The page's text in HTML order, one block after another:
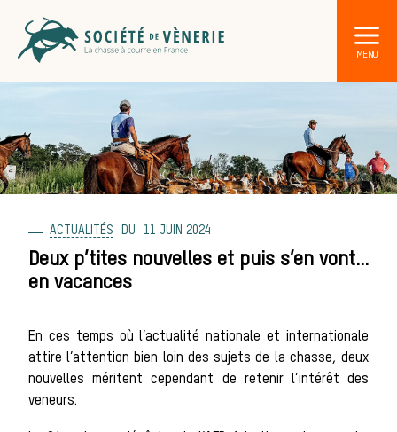
Les acteurs de la vènerie
Les animaux
sauvages
ACTUALITÉS 11 JUIN 2024
Deux p’tites nouvelles et puis s’en vont…
en vacances
En ces temps où l’actualité nationale et internationale
attire l’attention bien loin des sujets de la chasse, deux
nouvelles méritent cependant de retenir l’intérêt des
veneurs.